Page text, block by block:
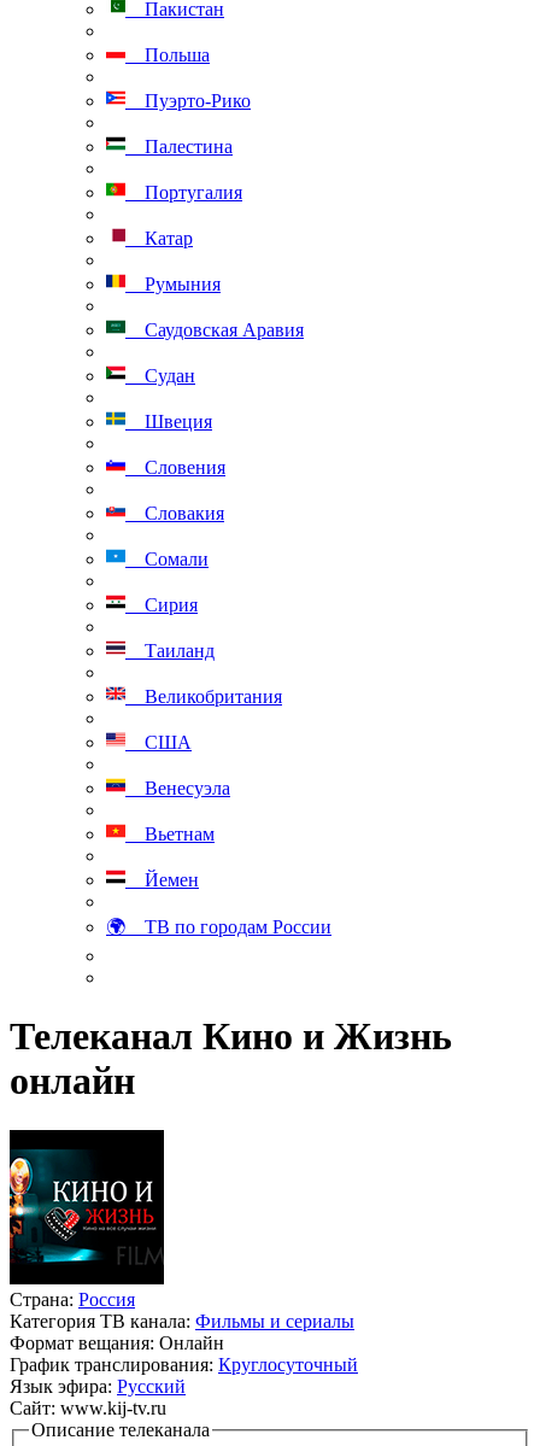
Пакистан
Польша
Пуэрто-Рико
Палестина
Португалия
Катар
Румыния
Саудовская Аравия
Судан
Швеция
Словения
Словакия
Сомали
Сирия
Таиланд
Великобритания
США
Венесуэла
Вьетнам
Йемен
🌍 ТВ по городам России
Телеканал Кино и Жизнь
онлайн
Страна: Россия
Категория ТВ канала: Фильмы и сериалы
Формат вещания: Онлайн
График транслирования: Круглосуточный
Язык эфира: Русский
Сайт: www.kij-tv.ru
Описание телеканала